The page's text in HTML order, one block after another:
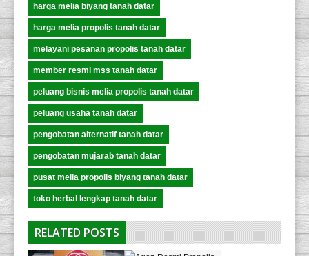
harga melia biyang tanah datar
harga melia propolis tanah datar
melayani pesanan propolis tanah datar
member resmi mss tanah datar
peluang bisnis melia propolis tanah datar
peluang usaha tanah datar
pengobatan alternatif tanah datar
pengobatan mujarab tanah datar
pusat melia propolis biyang tanah datar
toko herbal lengkap tanah datar
RELATED POSTS